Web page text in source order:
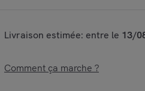
Livraison estimée: entre le 13/
Comment ça marche ?